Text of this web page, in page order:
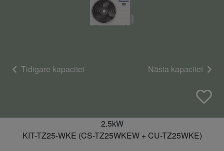
Tidigare kapacitet Nästa kapacitet
2.5kW
KIT-TZ25-WKE (CS-TZ25WKEW + CU-TZ25WKE)